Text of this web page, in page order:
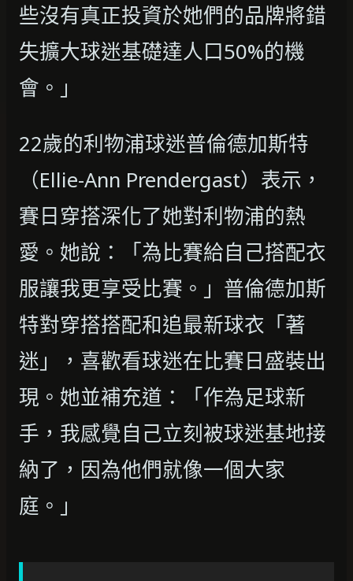
些沒有真正投資於她們的品牌將錯
失擴大球迷基礎達人口50%的機
會。」
22歲的利物浦球迷普倫德加斯特
（Ellie-Ann Prendergast）表示，
賽日穿搭深化了她對利物浦的熱
愛。她說：「為比賽給自己搭配衣
服讓我更享受比賽。」普倫德加斯
特對穿搭搭配和追最新球衣「著
迷」，喜歡看球迷在比賽日盛裝出
現。她並補充道：「作為足球新
手，我感覺自己立刻被球迷基地接
納了，因為他們就像一個大家
庭。」